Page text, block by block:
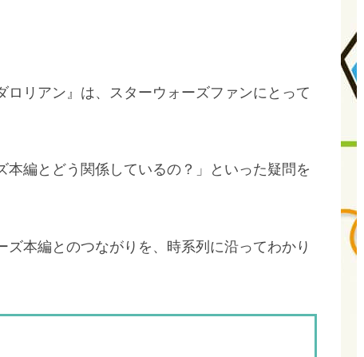
リアン』は、スターウォーズファンにとって
編とどう関係しているの？」といった疑問を
本編とのつながりを、時系列に沿ってわかり